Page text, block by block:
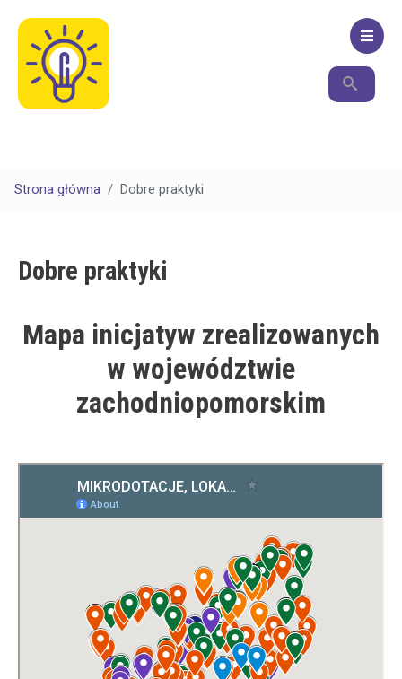
Szukaj
Szukaj
Strona główna Dobre praktyki
Dobre praktyki
Mapa inicjatyw zrealizowanych
w województwie
zachodniopomorskim